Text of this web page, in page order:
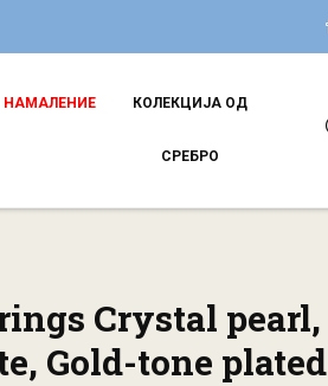
НАМАЛЕНИЕ КОЛЕКЦИЈА ОД
СРЕБРО
Crystal pearl,
Gold-tone plated